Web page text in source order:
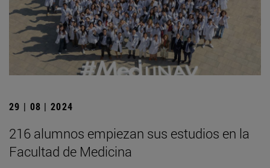
29 | 08 | 2024
216 alumnos empiezan sus estudios en la
Facultad de Medicina